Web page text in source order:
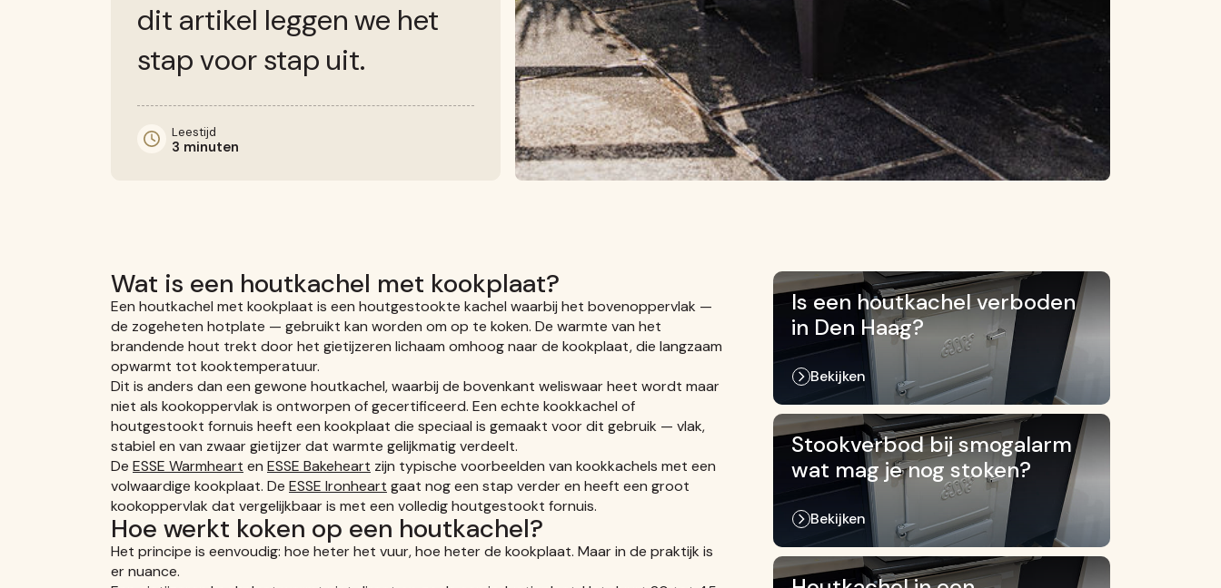
dit artikel leggen we het
stap voor stap uit.
Leestijd
3 minuten
Wat is een houtkachel met kookplaat?
Een houtkachel met kookplaat is een houtgestookte kachel waarbij het bovenoppervlak —
de zogeheten hotplate — gebruikt kan worden om op te koken. De warmte van het
brandende hout trekt door het gietijzeren lichaam omhoog naar de kookplaat, die langzaam
opwarmt tot kooktemperatuur.
Dit is anders dan een gewone houtkachel, waarbij de bovenkant weliswaar heet wordt maar
niet als kookoppervlak is ontworpen of gecertificeerd. Een echte kookkachel of
houtgestookt fornuis heeft een kookplaat die speciaal is gemaakt voor dit gebruik — vlak,
stabiel en van zwaar gietijzer dat warmte gelijkmatig verdeelt.
De ESSE Warmheart en ESSE Bakeheart zijn typische voorbeelden van kookkachels met een
volwaardige kookplaat. De ESSE Ironheart gaat nog een stap verder en heeft een groot
kookoppervlak dat vergelijkbaar is met een volledig houtgestookt fornuis.
Hoe werkt koken op een houtkachel?
Het principe is eenvoudig: hoe heter het vuur, hoe heter de kookplaat. Maar in de praktijk is
er nuance.
Is een houtkachel verboden
in Den Haag?
Bekijken
Stookverbod bij smogalarm
wat mag je nog stoken?
Bekijken